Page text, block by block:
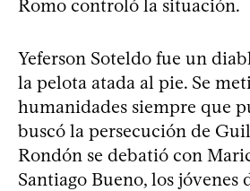
Romo controló la situación.
Yeferson Soteldo fue un
la pelota atada al pie. Se
humanidades siempre que
buscó la persecución de
Rondón se debatió con
Santiago Bueno, los jóvenes